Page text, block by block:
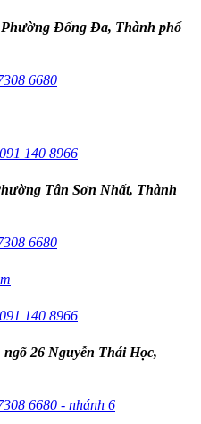
Phường Đống Đa, Thành phố
6680
091 140 8966
Tân Sơn Nhất, Thành
6680
091 140 8966
26 Nguyễn Thái Học,
6680 - nhánh 6